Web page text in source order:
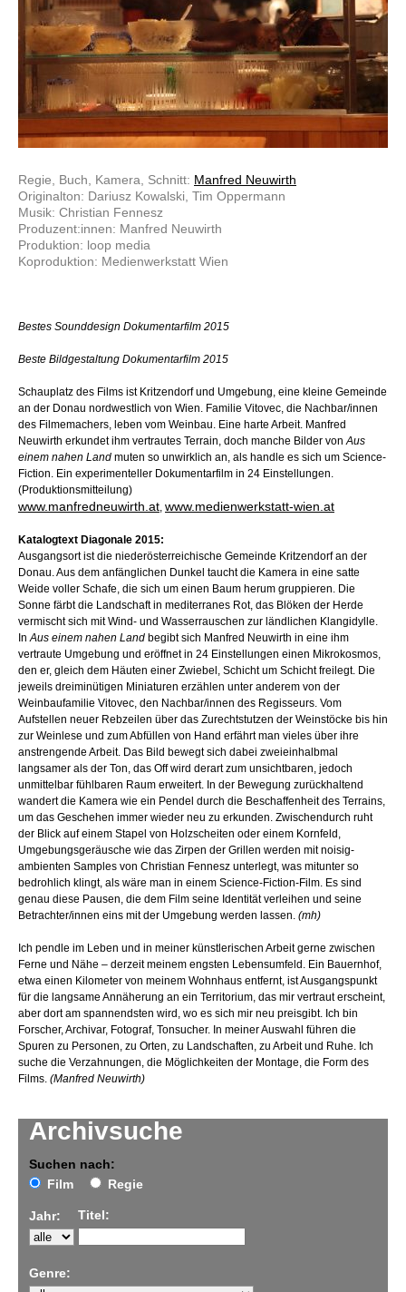
Archivsuche
Suchen nach:
Film
Regie
Jahr: Titel:
Genre:
Regie, Buch, Kamera, Schnitt: Manfred Neuwirth
Originalton: Dariusz Kowalski, Tim Oppermann
Musik: Christian Fennesz
Produzent:innen: Manfred Neuwirth
Produktion: loop media
Koproduktion: Medienwerkstatt Wien
Bestes Sounddesign Dokumentarfilm 2015
Beste Bildgestaltung Dokumentarfilm 2015
Schauplatz des Films ist Kritzendorf und Umgebung, eine kleine Gemeinde
an der Donau nordwestlich von Wien. Familie Vitovec, die Nachbar/innen
des Filmemachers, leben vom Weinbau. Eine harte Arbeit. Manfred
Neuwirth erkundet ihm vertrautes Terrain, doch manche Bilder vonAus
einem nahen Land muten so unwirklich an, als handle es sich um Science-
Fiction. Ein experimenteller Dokumentarfilm in 24 Einstellungen.
(Produktionsmitteilung)
www.manfredneuwirth.at, www.medienwerkstatt-wien.at
Katalogtext Diagonale 2015:
Ausgangsort ist die niederösterreichische Gemeinde Kritzendorf an der
Donau. Aus dem anfänglichen Dunkel taucht die Kamera in eine satte
Weide voller Schafe, die sich um einen Baum herum gruppieren. Die
Sonne färbt die Landschaft in mediterranes Rot, das Blöken der Herde
vermischt sich mit Wind- und Wasserrauschen zur ländlichen Klangidylle.
InAus einem nahen Land begibt sich Manfred Neuwirth in eine ihm
vertraute Umgebung und eröffnet in 24 Einstellungen einen Mikrokosmos,
den er, gleich dem Häuten einer Zwiebel, Schicht um Schicht freilegt. Die
jeweils dreiminütigen Miniaturen erzählen unter anderem von der
Weinbaufamilie Vitovec, den Nachbar/innen des Regisseurs. Vom
Aufstellen neuer Rebzeilen über das Zurechtstutzen der Weinstöcke bis hin
zur Weinlese und zum Abfüllen von Hand erfährt man vieles über ihre
anstrengende Arbeit. Das Bild bewegt sich dabei zweieinhalbmal
langsamer als der Ton, das Off wird derart zum unsichtbaren, jedoch
unmittelbar fühlbaren Raum erweitert. In der Bewegung zurückhaltend
wandert die Kamera wie ein Pendel durch die Beschaffenheit des Terrains,
um das Geschehen immer wieder neu zu erkunden. Zwischendurch ruht
der Blick auf einem Stapel von Holzscheiten oder einem Kornfeld,
Umgebungsgeräusche wie das Zirpen der Grillen werden mit noisig-
ambienten Samples von Christian Fennesz unterlegt, was mitunter so
bedrohlich klingt, als wäre man in einem Science-Fiction-Film. Es sind
genau diese Pausen, die dem Film seine Identität verleihen und seine
Betrachter/innen eins mit der Umgebung werden lassen. (mh)
Ich pendle im Leben und in meiner künstlerischen Arbeit gerne zwischen
Ferne und Nähe – derzeit meinem engsten Lebensumfeld. Ein Bauernhof,
etwa einen Kilometer von meinem Wohnhaus entfernt, ist Ausgangspunkt
für die langsame Annäherung an ein Territorium, das mir vertraut erscheint,
aber dort am spannendsten wird, wo es sich mir neu preisgibt. Ich bin
Forscher, Archivar, Fotograf, Tonsucher. In meiner Auswahl führen die
Spuren zu Personen, zu Orten, zu Landschaften, zu Arbeit und Ruhe. Ich
suche die Verzahnungen, die Möglichkeiten der Montage, die Form des
Films. (Manfred Neuwirth)